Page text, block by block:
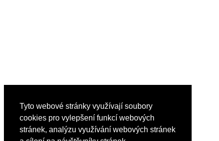
Tyto webové stránky využívají soubory
cookies pro vylepšení funkcí webových
stránek, analýzu využívání webových stránek